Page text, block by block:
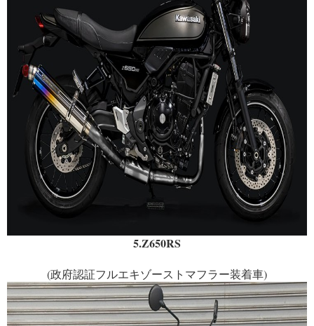
5.Z650RS
(政府認証フルエキゾーストマフラー装着車)